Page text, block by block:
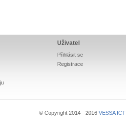
Uživatel
Přihlásit se
Registrace
© Copyright 2014 - 2016 VESSA ICT